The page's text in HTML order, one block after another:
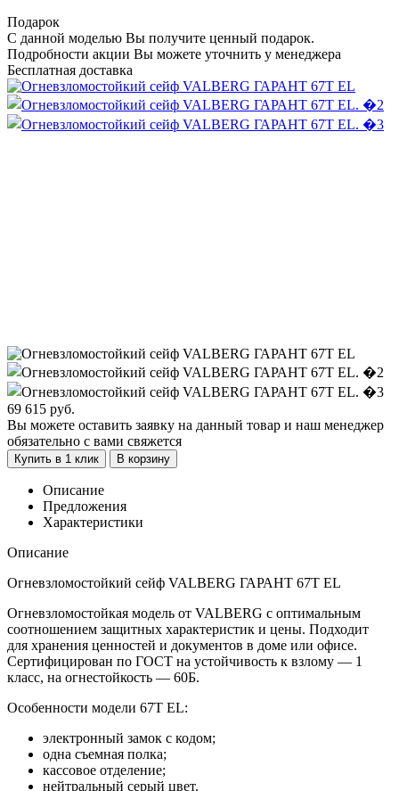
Подарок
С данной моделью Вы получите ценный подарок.
Подробности акции Вы можете уточнить у менеджера
Бесплатная доставка
69 615 руб.
Вы можете оставить заявку на данный товар и наш менеджер
обязательно с вами свяжется
Купить в 1 клик В корзину
Описание
Предложения
Характеристики
Описание
Огневзломостойкий сейф VALBERG ГАРАНТ 67T EL
Огневзломостойкая модель от VALBERG с оптимальным
соотношением защитных характеристик и цены. Подходит
для хранения ценностей и документов в доме или офисе.
Сертифицирован по ГОСТ на устойчивость к взлому — 1
класс, на огнестойкость — 60Б.
Особенности модели 67T EL:
электронный замок с кодом;
одна съемная полка;
кассовое отделение;
нейтральный серый цвет.